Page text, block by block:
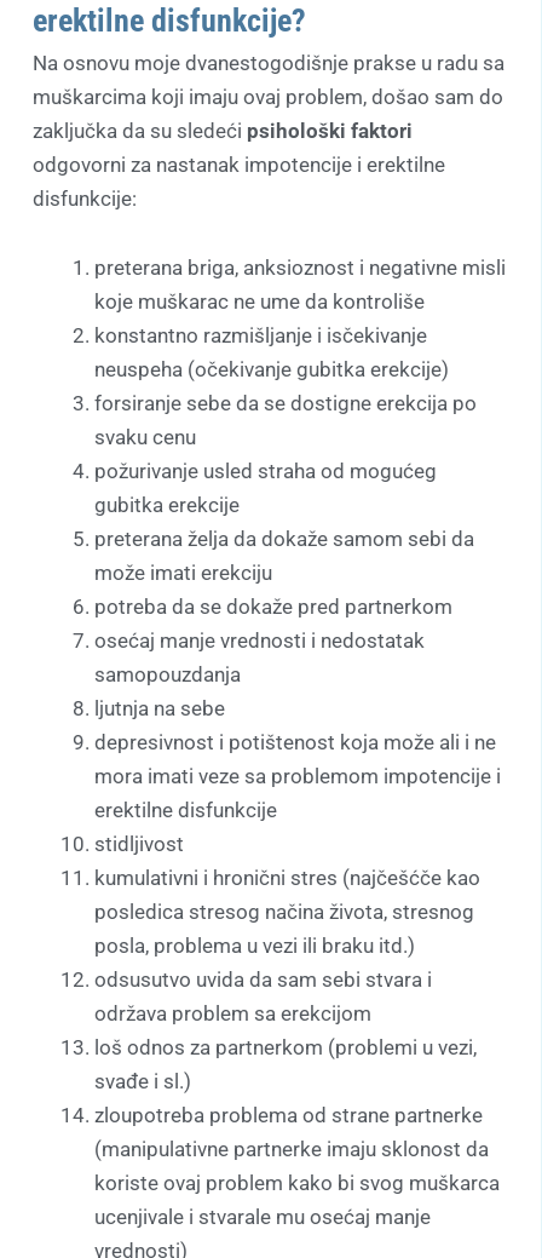
erektilne disfunkcije?
Na osnovu moje dvanestogodišnje prakse u radu sa
muškarcima koji imaju ovaj problem, došao sam do
zaključka da su sledeći psihološki faktori
odgovorni za nastanak impotencije i erektilne
disfunkcije:
preterana briga, anksioznost i negativne misli
koje muškarac ne ume da kontroliše
konstantno razmišljanje i isčekivanje
neuspeha (očekivanje gubitka erekcije)
forsiranje sebe da se dostigne erekcija po
svaku cenu
požurivanje usled straha od mogućeg
gubitka erekcije
preterana želja da dokaže samom sebi da
može imati erekciju
potreba da se dokaže pred partnerkom
osećaj manje vrednosti i nedostatak
samopouzdanja
ljutnja na sebe
depresivnost i potištenost koja može ali i ne
mora imati veze sa problemom impotencije i
erektilne disfunkcije
stidljivost
kumulativni i hronični stres (najčešćče kao
posledica stresog načina života, stresnog
posla, problema u vezi ili braku itd.)
odsusutvo uvida da sam sebi stvara i
održava problem sa erekcijom
loš odnos za partnerkom (problemi u vezi,
svađe i sl.)
zloupotreba problema od strane partnerke
(manipulativne partnerke imaju sklonost da
koriste ovaj problem kako bi svog muškarca
ucenjivale i stvarale mu osećaj manje
vrednosti)